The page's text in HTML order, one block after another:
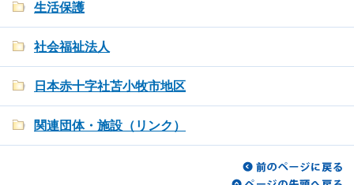
生活保護
社会福祉法人
日本赤十字社苫小牧市地区
関連団体・施設（リンク）